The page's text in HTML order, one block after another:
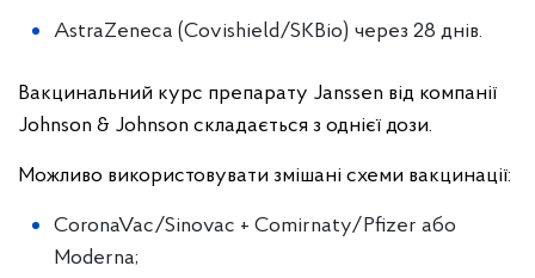
AstraZeneca (Covishield/SKBio) через 28 днів.
Вакцинальний курс препарату Janssen від компанії
Johnson & Johnson складається з однієї дози.
Можливо використовувати змішані схеми вакцинації:
CoronaVac/Sinovac + Comirnaty/Pfizer або
Moderna;